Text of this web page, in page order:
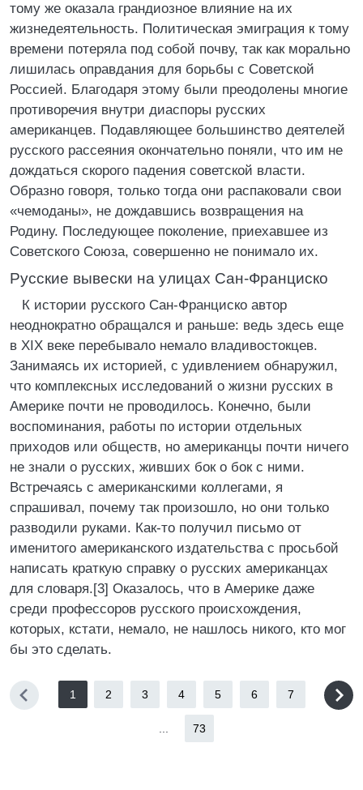
тому же оказала грандиозное влияние на их
жизнедеятельность. Политическая эмиграция к тому
времени потеряла под собой почву, так как морально
лишилась оправдания для борьбы с Советской
Россией. Благодаря этому были преодолены многие
противоречия внутри диаспоры русских
американцев. Подавляющее большинство деятелей
русского рассеяния окончательно поняли, что им не
дождаться скорого падения советской власти.
Образно говоря, только тогда они распаковали свои
«чемоданы», не дождавшись возвращения на
Родину. Последующее поколение, приехавшее из
Советского Союза, совершенно не понимало их.
Русские вывески на улицах Сан-Франциско
К истории русского Сан-Франциско автор
неоднократно обращался и раньше: ведь здесь еще
в XIX веке перебывало немало владивостокцев.
Занимаясь их историей, с удивлением обнаружил,
что комплексных исследований о жизни русских в
Америке почти не проводилось. Конечно, были
воспоминания, работы по истории отдельных
приходов или обществ, но американцы почти ничего
не знали о русских, живших бок о бок с ними.
Встречаясь с американскими коллегами, я
спрашивал, почему так произошло, но они только
разводили руками. Как-то получил письмо от
именитого американского издательства с просьбой
написать краткую справку о русских американцах
для словаря.[3] Оказалось, что в Америке даже
среди профессоров русского происхождения,
которых, кстати, немало, не нашлось никого, кто мог
бы это сделать.
1 2 3 4 5 6 7
73